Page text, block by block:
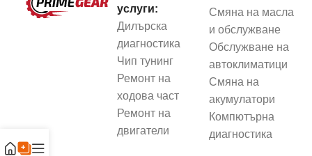
услуги:
Дилърска
диагностика
Чип тунинг
Ремонт на
ходова част
Ремонт на
двигатели
Смяна на масла
и обслужване
Обслужване на
автоклиматици
Смяна на
акумулатори
Компютърна
диагностика